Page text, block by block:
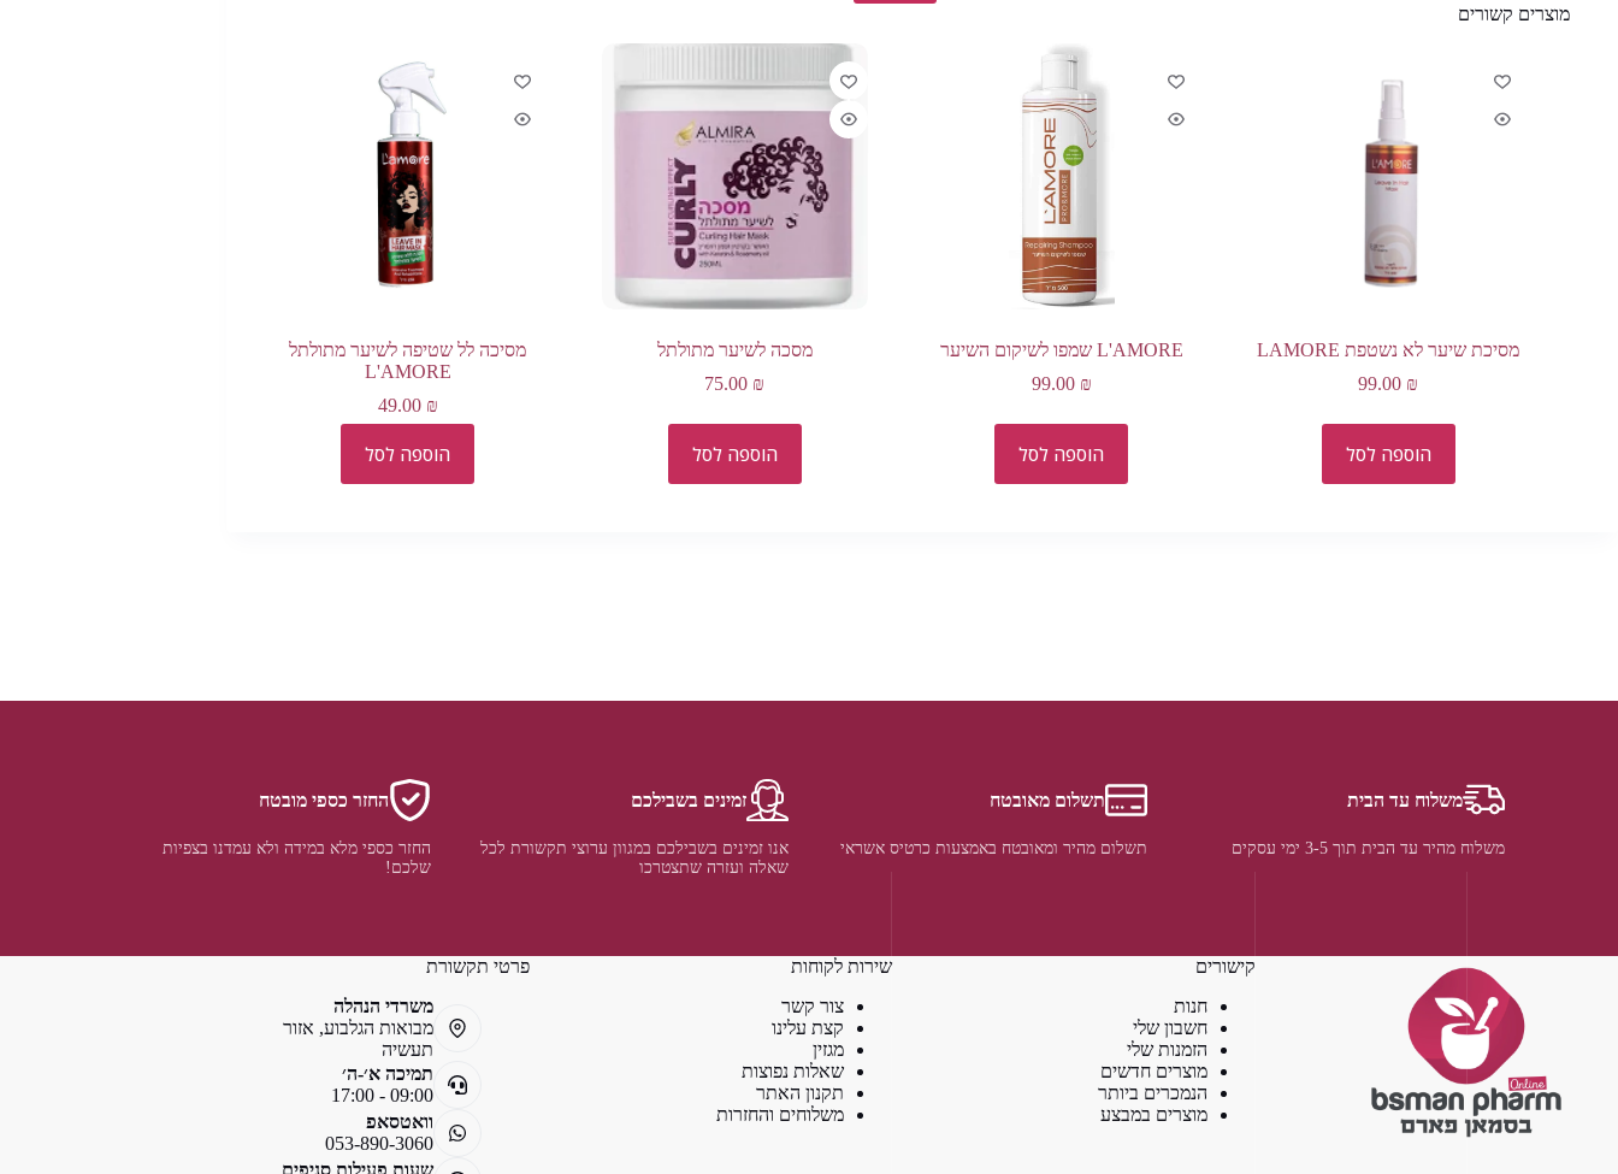
מוצרים קשורים
מסיכת שיער לא נשטפת LAMORE
99.00 ₪
הוספה לסל
L'AMORE שמפו לשיקום השיער
99.00 ₪
הוספה לסל
מסכה לשיער מתולתל
75.00 ₪
הוספה לסל
מסיכה לל שטיפה לשיער מתולתל
L'AMORE
49.00 ₪
הוספה לסל
משלוח עד הבית
משלוח מהיר עד הבית תוך 3-5 ימי עסקים
תשלום מאובטח
תשלום מהיר ומאובטח באמצעות כרטיס אשראי
זמינים בשבילכם
אנו זמינים בשבילכם במגוון ערוצי תקשורת לכל
שאלה ועזרה שתצטרכו
החזר כספי מובטח
החזר כספי מלא במידה ולא עמדנו בצפיות
שלכם!
קישורים
חנות
חשבון שלי
הזמנות שלי
מוצרים חדשים
הנמכרים ביותר
מוצרים במבצע
שירות לקוחות
צור קשר
קצת עלינו
מגזין
שאלות נפוצות
תקנון האתר
משלוחים והחזרות
פרטי תקשורת
משרדי הנהלה
מבואות הגלבוע, אזור
תעשיה
תמיכה א׳-ה׳
09:00 - 17:00
וואטסאפ
053-890-3060
שעות פעילות סניפים